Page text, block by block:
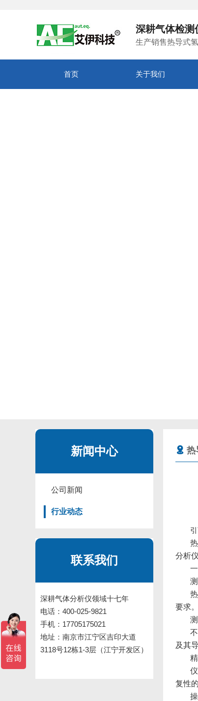
深耕气体检测
生产销售热导式
首页 关于我们
新闻中心
公司新闻
行业动态
联系我们
深耕气体分析仪领域十七年
电话：400-025-9821
手机：17705175021
地址：南京市江宁区吉印大道
3118号12栋1-3层（江宁开发区）
热
分析
要求
及其
复性